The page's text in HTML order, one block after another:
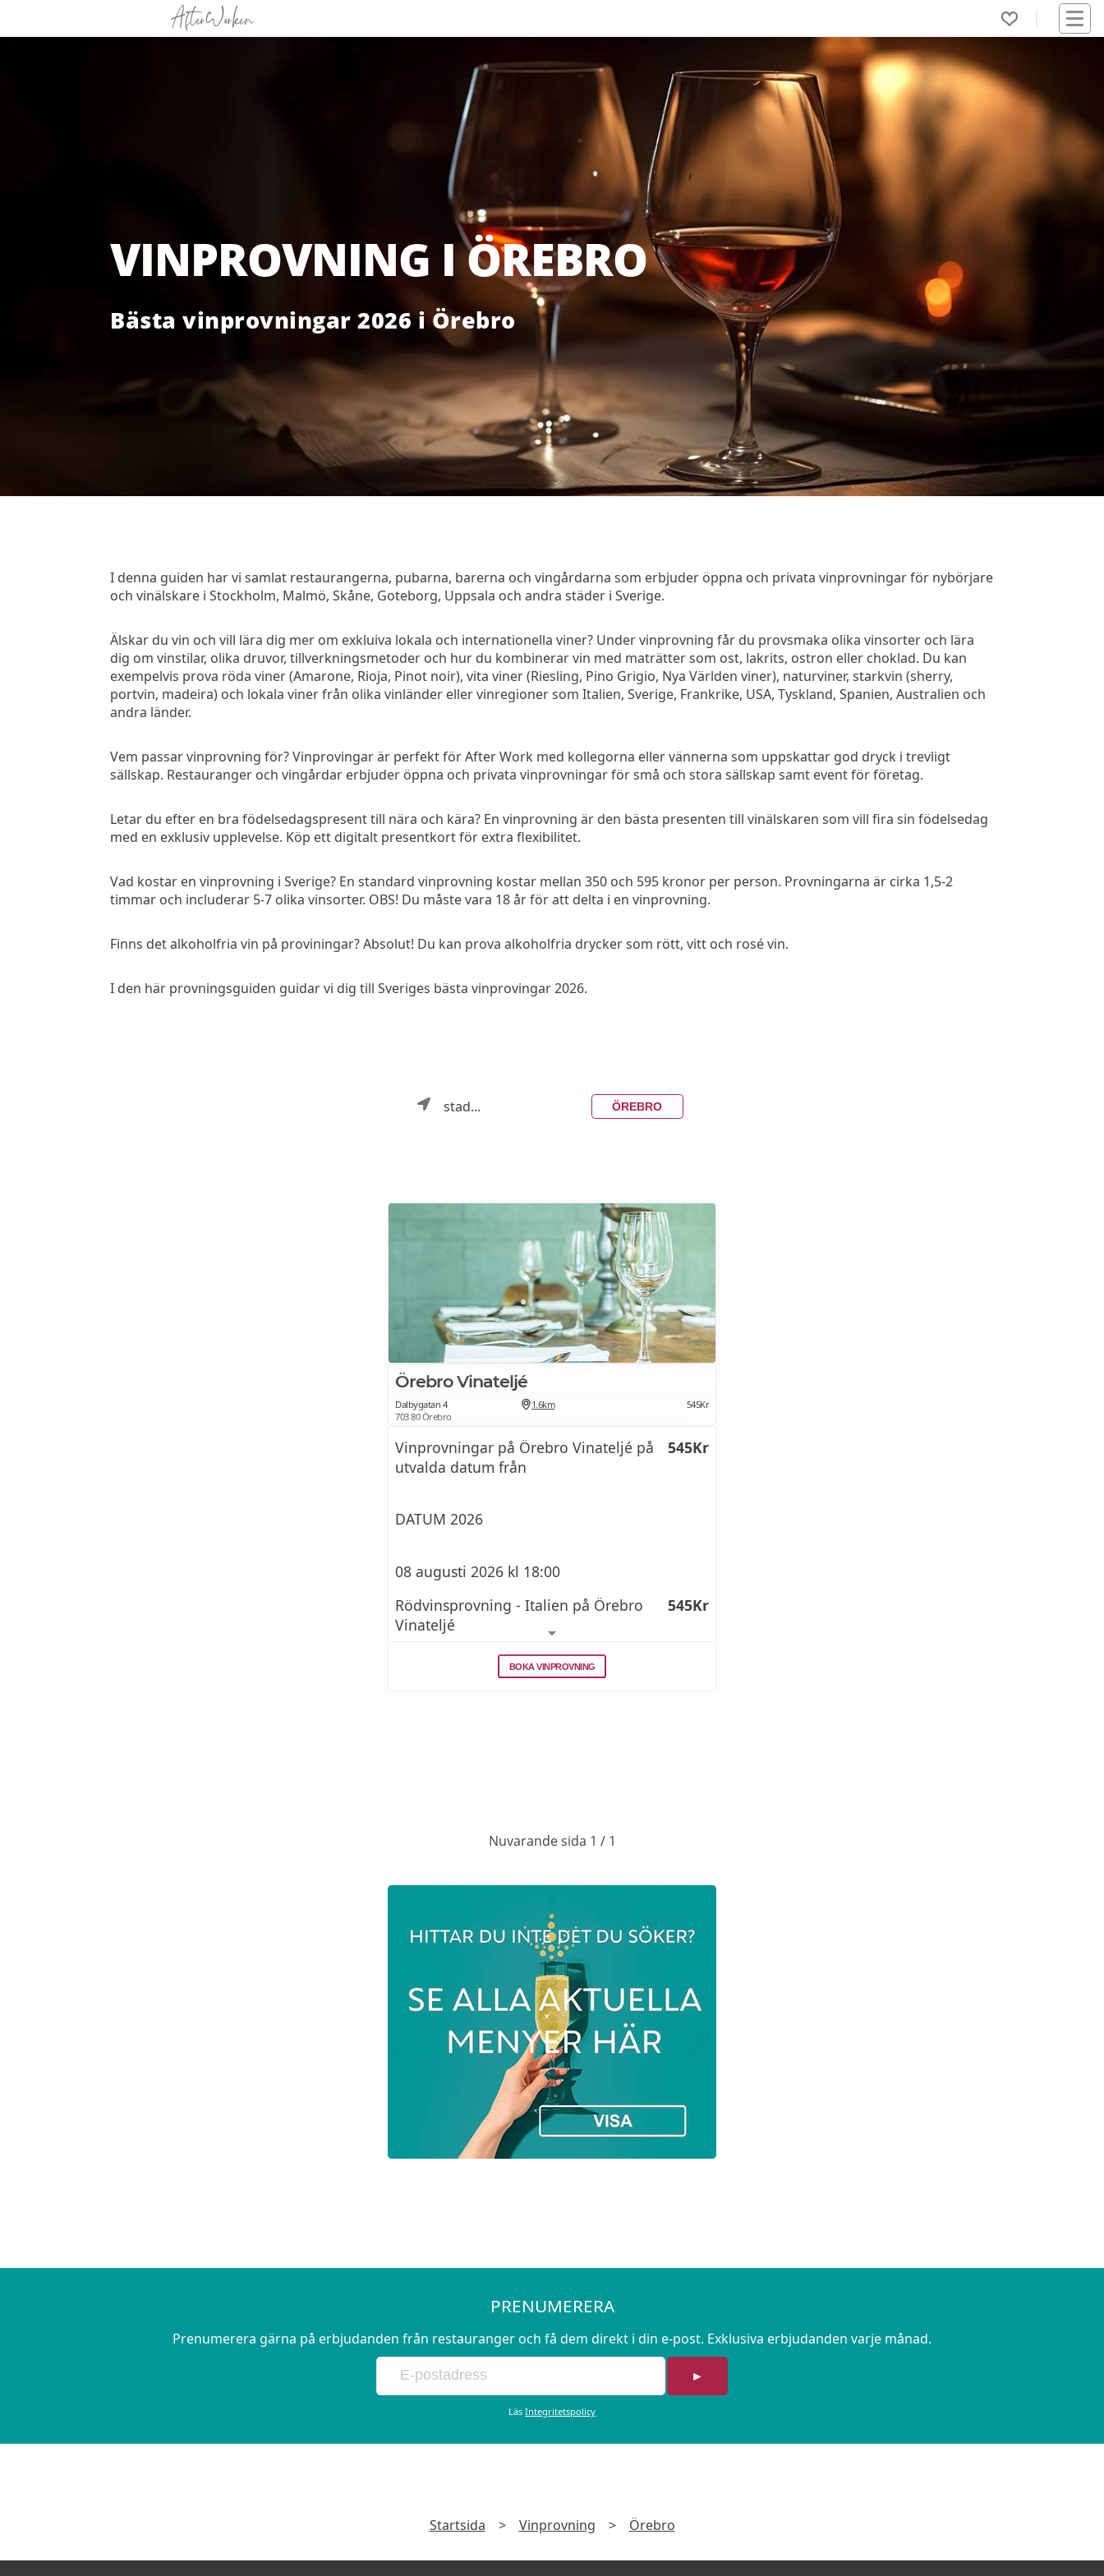
VINPROVNING I ÖREBRO
Bästa vinprovningar 2026 i Örebro
I denna guiden har vi samlat restaurangerna, pubarna, barerna och vingårdarna som erbjuder öppna och privata vinprovningar för nybörjare
och vinälskare i Stockholm, Malmö, Skåne, Goteborg, Uppsala och andra städer i Sverige.
Älskar du vin och vill lära dig mer om exkluiva lokala och internationella viner? Under vinprovning får du provsmaka olika vinsorter och lära
dig om vinstilar, olika druvor, tillverkningsmetoder och hur du kombinerar vin med maträtter som ost, lakrits, ostron eller choklad. Du kan
exempelvis prova röda viner (Amarone, Rioja, Pinot noir), vita viner (Riesling, Pino Grigio, Nya Världen viner), naturviner, starkvin (sherry,
portvin, madeira) och lokala viner från olika vinländer eller vinregioner som Italien, Sverige, Frankrike, USA, Tyskland, Spanien, Australien och
andra länder.
Vem passar vinprovning för? Vinprovingar är perfekt för After Work med kollegorna eller vännerna som uppskattar god dryck i trevligt
sällskap. Restauranger och vingårdar erbjuder öppna och privata vinprovningar för små och stora sällskap samt event för företag.
Letar du efter en bra födelsedagspresent till nära och kära? En vinprovning är den bästa presenten till vinälskaren som vill fira sin födelsedag
med en exklusiv upplevelse. Köp ett digitalt presentkort för extra flexibilitet.
Vad kostar en vinprovning i Sverige? En standard vinprovning kostar mellan 350 och 595 kronor per person. Provningarna är cirka 1,5-2
timmar och includerar 5-7 olika vinsorter. OBS! Du måste vara 18 år för att delta i en vinprovning.
Finns det alkoholfria vin på proviningar? Absolut! Du kan prova alkoholfria drycker som rött, vitt och rosé vin.
I den här provningsguiden guidar vi dig till Sveriges bästa vinprovingar 2026.
stad... ÖREBRO
Örebro Vinateljé
Dalbygatan 4
703 80 Örebro
1.6km 545Kr
Vinprovningar på Örebro Vinateljé på
utvalda datum från
545Kr
DATUM 2026
08 augusti 2026 kl 18:00
Rödvinsprovning - Italien på Örebro
Vinateljé
545Kr
18 augusti 2026 kl 18:00
BOKA VINPROVNING
Nuvarande sida 1 / 1
PRENUMERERA
Prenumerera gärna på erbjudanden från restauranger och få dem direkt i din e-post. Exklusiva erbjudanden varje månad.
►
Läs Integritetspolicy
Startsida > Vinprovning > Örebro